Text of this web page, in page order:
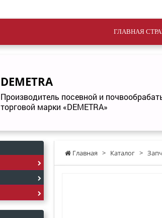
ГЛАВНАЯ
DEMETRA
Производитель посевной и
торговой марки «DEMETRA»
Главная > Каталог >